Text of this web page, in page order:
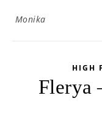
Monika
HIGH
Flerya